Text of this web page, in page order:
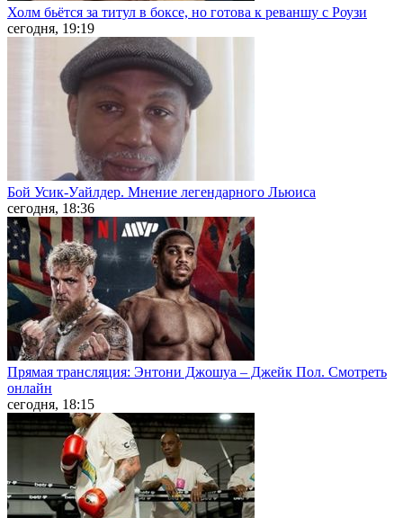
Холм бьётся за титул в боксе, но готова к реваншу с Роузи
сегодня, 19:19
Бой Усик-Уайлдер. Мнение легендарного Льюиса
сегодня, 18:36
Прямая трансляция: Энтони Джошуа – Джейк Пол. Смотреть
онлайн
сегодня, 18:15